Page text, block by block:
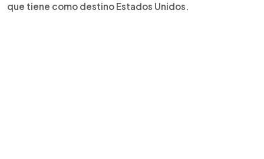
que tiene como destino Estados Unidos.